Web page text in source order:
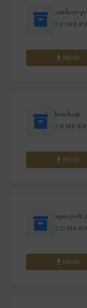
outdoor-
2.47 MB·
İNDIR
beach.zip
1.31 MB· ZIP
İNDIR
aqua-
2.22 MB·
İNDIR